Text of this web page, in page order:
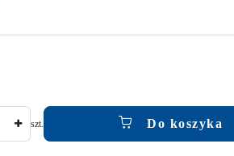
szt. Do koszyka